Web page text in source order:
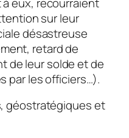
sur leur
désastreuse
retard de
de leur solde et de
par les officiers…).
géostratégiques et